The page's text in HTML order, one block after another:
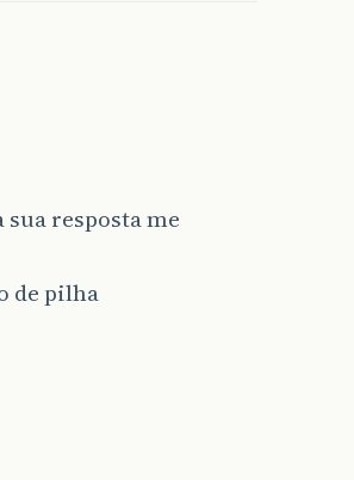
resposta me
de pilha